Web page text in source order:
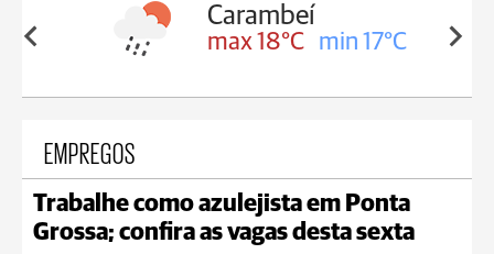
18°C
Carambeí
max 18°C min 17°C
EMPREGOS
Trabalhe como azulejista em Ponta
Grossa; confira as vagas desta sexta